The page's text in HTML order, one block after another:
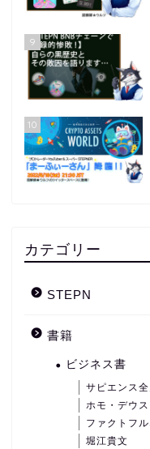
9
10
カテゴリー
STEPN
書籍
ビジネス書
サピエンス全
ホモ・デウス
ファクトフ
堀江貴文